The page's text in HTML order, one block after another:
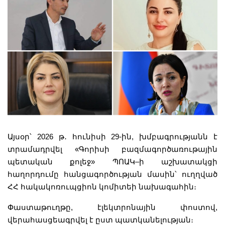
Այսօր՝ 2026 թ․ հունիսի 29-ին, խմբագրությանն է
տրամադրվել «Գորիսի բազմագործառութային
պետական քոլեջ» ՊՈԱԿ–ի աշխատակցի
հաղորդումը հանցագործության մասին՝ ուղղված
ՀՀ հակակոռուպցիոն կոմիտեի նախագահին։
Փաստաթուղթը, էլեկտրոնային փոստով,
վերահասցեագրվել է ըստ պատկանելության։